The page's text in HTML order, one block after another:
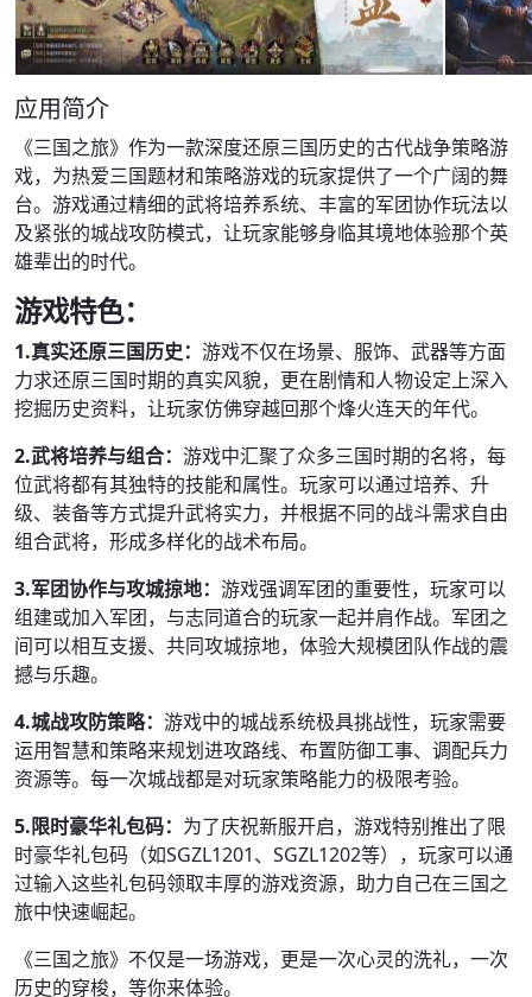
应用简介
《三国之旅》作为一款深度还原三国历史的古代战争策略游
戏，为热爱三国题材和策略游戏的玩家提供了一个广阔的舞
台。游戏通过精细的武将培养系统、丰富的军团协作玩法以
及紧张的城战攻防模式，让玩家能够身临其境地体验那个英
雄辈出的时代。
游戏特色：
1.真实还原三国历史： 游戏不仅在场景、服饰、武器等方面
力求还原三国时期的真实风貌，更在剧情和人物设定上深入
挖掘历史资料，让玩家仿佛穿越回那个烽火连天的年代。
2.武将培养与组合： 游戏中汇聚了众多三国时期的名将，每
位武将都有其独特的技能和属性。玩家可以通过培养、升
级、装备等方式提升武将实力，并根据不同的战斗需求自由
组合武将，形成多样化的战术布局。
3.军团协作与攻城掠地： 游戏强调军团的重要性，玩家可以
组建或加入军团，与志同道合的玩家一起并肩作战。军团之
间可以相互支援、共同攻城掠地，体验大规模团队作战的震
撼与乐趣。
4.城战攻防策略： 游戏中的城战系统极具挑战性，玩家需要
运用智慧和策略来规划进攻路线、布置防御工事、调配兵力
资源等。每一次城战都是对玩家策略能力的极限考验。
5.限时豪华礼包码： 为了庆祝新服开启，游戏特别推出了限
时豪华礼包码（如SGZL1201、SGZL1202等），玩家可以通
过输入这些礼包码领取丰厚的游戏资源，助力自己在三国之
旅中快速崛起。
《三国之旅》不仅是一场游戏，更是一次心灵的洗礼，一次
历史的穿梭，等你来体验。